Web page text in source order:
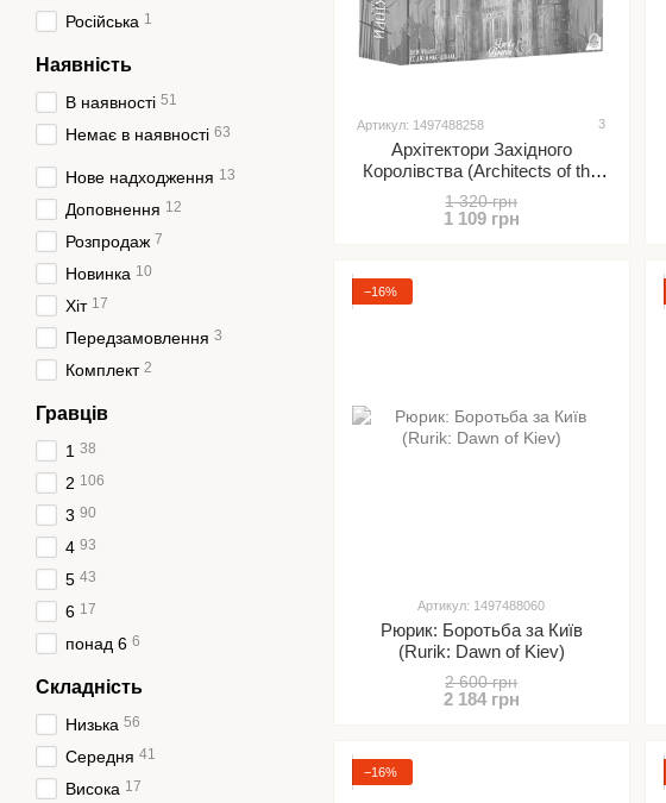
Артикул: 1497488258 3
Архітектори Західного
Королівства (Architects of the
West Kingdom)
1 320 грн
1 109 грн
−16%
Артикул: 1497488060
Рюрик: Боротьба за Київ
(Rurik: Dawn of Kiev)
2 600 грн
2 184 грн
−16%
Російська 1
Наявність
В наявності 51
Немає в наявності 63
Нове надходження 13
Доповнення 12
Розпродаж 7
Новинка 10
Хіт 17
Передзамовлення 3
Комплект 2
Гравців
1 38
2 106
3 90
4 93
5 43
6 17
понад 6 6
Складність
Низька 56
Середня 41
Висока 17